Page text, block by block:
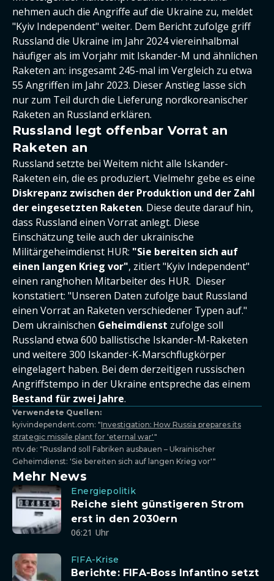
nehmen auch die Angriffe auf die Ukraine zu, meldet
"Kyiv Independent" weiter. Dem Bericht zufolge griff
Russland die Ukraine im Jahr 2024 viereinhalbmal
häufiger als im Vorjahr mit Iskander-M und ähnlichen
Raketen an: insgesamt 245-mal im Vergleich zu etwa
55 Angriffen im Jahr 2023. Dieser Anstieg lasse sich
nur zum Teil durch die Lieferung nordkoreanischer
Raketen an Russland erklären.
Russland legt offenbar Vorrat an
Raketen an
Russland setzte bei Weitem nicht alle Iskander-
Raketen ein, die es produziert. Vielmehr gebe es eine
Diskrepanz zwischen der Produktion und der Zahl
der eingesetzten Raketen. Diese deute darauf hin,
dass Russland einen Vorrat anlegt. Diese
Einschätzung teile auch der ukrainische
Militärgeheimdienst HUR: "Sie bereiten sich auf
einen langen Krieg vor", zitiert "Kyiv Independent"
einen ranghohen Mitarbeiter des HUR. Dieser
konstatiert: "Unseren Daten zufolge baut Russland
einen Vorrat an Raketen verschiedener Typen auf."
Dem ukrainischen Geheimdienst zufolge soll
Russland etwa 600 ballistische Iskander-M-Raketen
und weitere 300 Iskander-K-Marschflugkörper
eingelagert haben. Bei dem derzeitigen russischen
Angriffstempo in der Ukraine entspreche das einem
Bestand für zwei Jahre.
Verwendete Quellen:
kyivindependent.com: "Investigation: How Russia prepares its
strategic missile plant for 'eternal war'"
ntv.de: "Russland soll Fabriken ausbauen – Ukrainischer
Geheimdienst: 'Sie bereiten sich auf langen Krieg vor'"
Mehr News
Energiepolitik
Reiche sieht günstigeren Strom
erst in den 2030ern
06:21 Uhr
FIFA-Krise
Berichte: FIFA-Boss Infantino setzt